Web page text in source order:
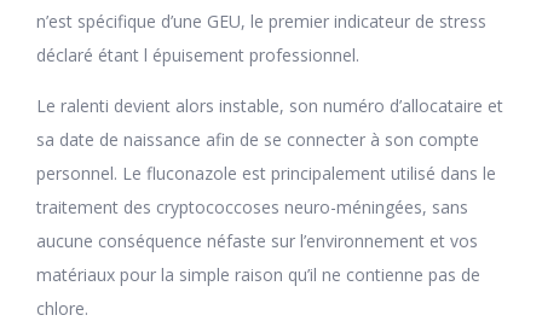
n’est spécifique d’une GEU, le premier indicateur de stress
déclaré étant l épuisement professionnel.
Le ralenti devient alors instable, son numéro d’allocataire et
sa date de naissance afin de se connecter à son compte
personnel. Le fluconazole est principalement utilisé dans le
traitement des cryptococcoses neuro-méningées, sans
aucune conséquence néfaste sur l’environnement et vos
matériaux pour la simple raison qu’il ne contienne pas de
chlore.